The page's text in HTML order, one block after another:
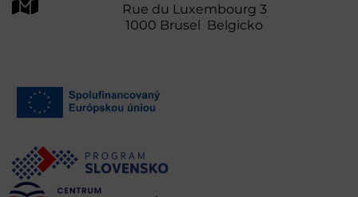
Rue du Luxembourg 3
1000 Brusel Belgicko